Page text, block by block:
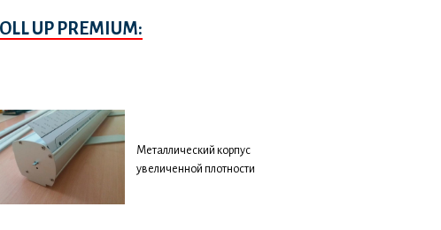
UP PREMIUM:
Металлический корпус
увеличенной плотности